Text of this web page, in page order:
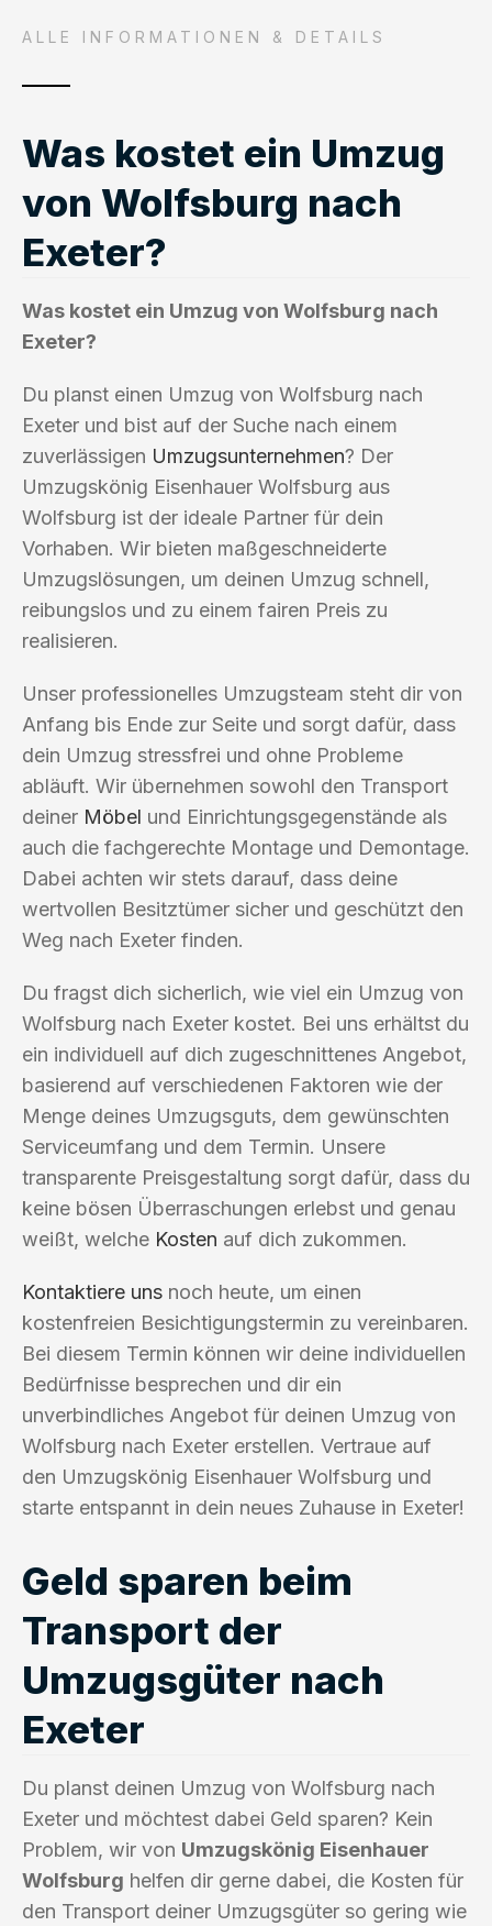
ALLE INFORMATIONEN & DETAILS
Was kostet ein Umzug
von Wolfsburg nach
Exeter?
Was kostet ein Umzug von Wolfsburg nach
Exeter?
Du planst einen Umzug von Wolfsburg nach
Exeter und bist auf der Suche nach einem
zuverlässigen Umzugsunternehmen? Der
Umzugskönig Eisenhauer Wolfsburg aus
Wolfsburg ist der ideale Partner für dein
Vorhaben. Wir bieten maßgeschneiderte
Umzugslösungen, um deinen Umzug schnell,
reibungslos und zu einem fairen Preis zu
realisieren.
Unser professionelles Umzugsteam steht dir von
Anfang bis Ende zur Seite und sorgt dafür, dass
dein Umzug stressfrei und ohne Probleme
abläuft. Wir übernehmen sowohl den Transport
deiner Möbel und Einrichtungsgegenstände als
auch die fachgerechte Montage und Demontage.
Dabei achten wir stets darauf, dass deine
wertvollen Besitztümer sicher und geschützt den
Weg nach Exeter finden.
Du fragst dich sicherlich, wie viel ein Umzug von
Wolfsburg nach Exeter kostet. Bei uns erhältst du
ein individuell auf dich zugeschnittenes Angebot,
basierend auf verschiedenen Faktoren wie der
Menge deines Umzugsguts, dem gewünschten
Serviceumfang und dem Termin. Unsere
transparente Preisgestaltung sorgt dafür, dass du
keine bösen Überraschungen erlebst und genau
weißt, welche Kosten auf dich zukommen.
Kontaktiere uns noch heute, um einen
kostenfreien Besichtigungstermin zu vereinbaren.
Bei diesem Termin können wir deine individuellen
Bedürfnisse besprechen und dir ein
unverbindliches Angebot für deinen Umzug von
Wolfsburg nach Exeter erstellen. Vertraue auf
den Umzugskönig Eisenhauer Wolfsburg und
starte entspannt in dein neues Zuhause in Exeter!
Geld sparen beim
Transport der
Umzugsgüter nach
Exeter
Du planst deinen Umzug von Wolfsburg nach
Exeter und möchtest dabei Geld sparen? Kein
Problem, wir von Umzugskönig Eisenhauer
Wolfsburg helfen dir gerne dabei, die Kosten für
den Transport deiner Umzugsgüter so gering wie